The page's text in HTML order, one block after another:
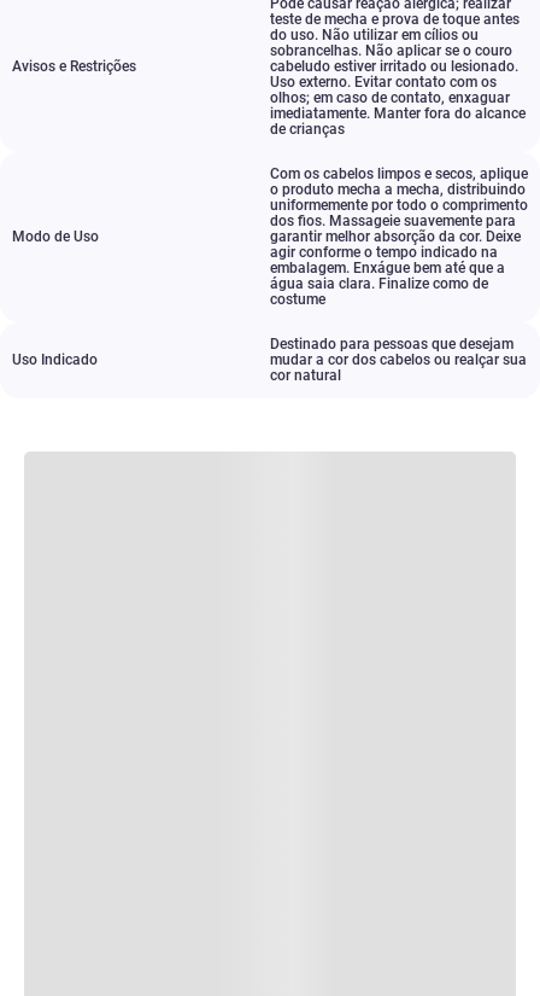
Avisos e Restrições
Pode causar reação alérgica; realizar
teste de mecha e prova de toque antes
do uso. Não utilizar em cílios ou
sobrancelhas. Não aplicar se o couro
cabeludo estiver irritado ou lesionado.
Uso externo. Evitar contato com os
olhos; em caso de contato, enxaguar
imediatamente. Manter fora do alcance
de crianças
Modo de Uso
Com os cabelos limpos e secos, aplique
o produto mecha a mecha, distribuindo
uniformemente por todo o comprimento
dos fios. Massageie suavemente para
garantir melhor absorção da cor. Deixe
agir conforme o tempo indicado na
embalagem. Enxágue bem até que a
água saia clara. Finalize como de
costume
Uso Indicado
Destinado para pessoas que desejam
mudar a cor dos cabelos ou realçar sua
cor natural